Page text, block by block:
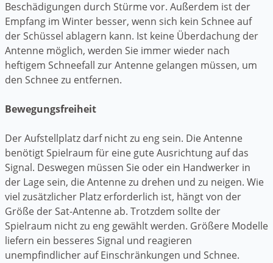
Beschädigungen durch Stürme vor. Außerdem ist der
Empfang im Winter besser, wenn sich kein Schnee auf
der Schüssel ablagern kann. Ist keine Überdachung der
Antenne möglich, werden Sie immer wieder nach
heftigem Schneefall zur Antenne gelangen müssen, um
den Schnee zu entfernen.
Bewegungsfreiheit
Der Aufstellplatz darf nicht zu eng sein. Die Antenne
benötigt Spielraum für eine gute Ausrichtung auf das
Signal. Deswegen müssen Sie oder ein Handwerker in
der Lage sein, die Antenne zu drehen und zu neigen. Wie
viel zusätzlicher Platz erforderlich ist, hängt von der
Größe der Sat-Antenne ab. Trotzdem sollte der
Spielraum nicht zu eng gewählt werden. Größere Modelle
liefern ein besseres Signal und reagieren
unempfindlicher auf Einschränkungen und Schnee.